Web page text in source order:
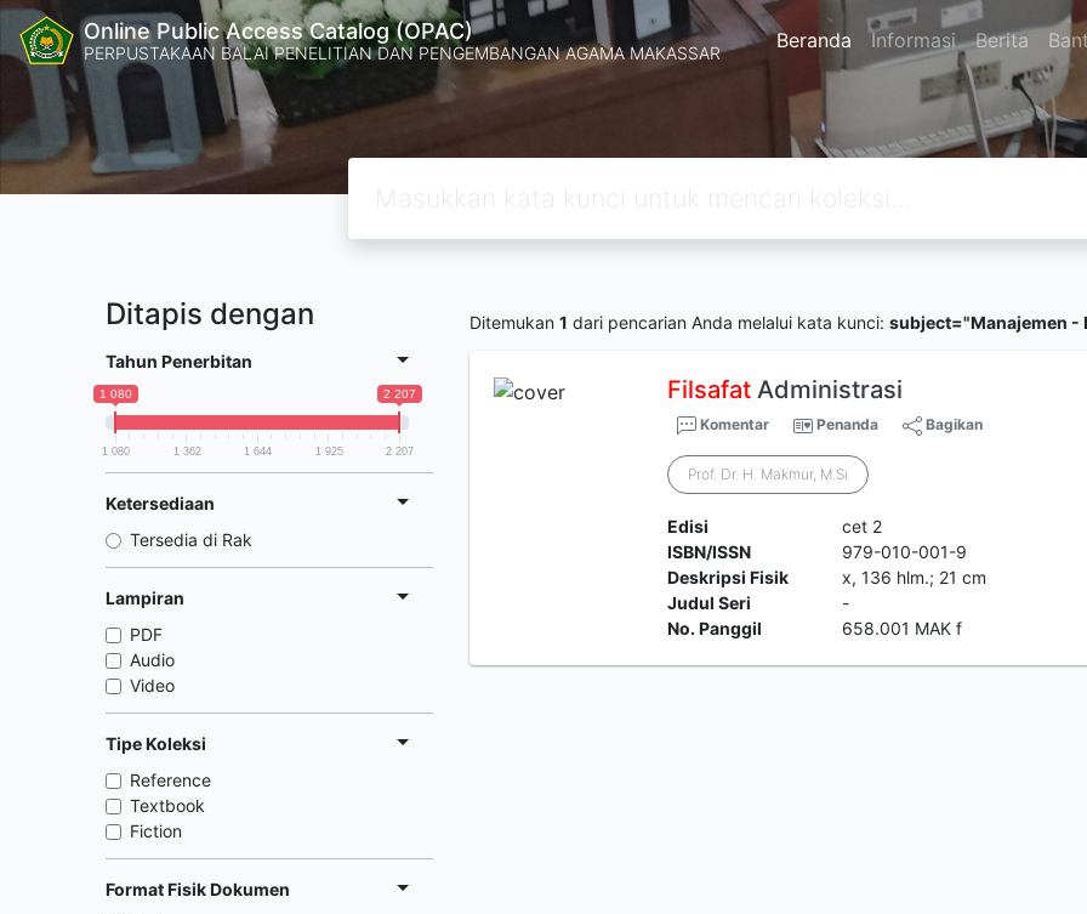
Online Public Access Catalog (OPAC)
PERPUSTAKAAN BALAI PENELITIAN DAN PENGEMBANGAN AGAMA MAKASSAR Beranda Informasi Berita
Ditapis dengan
Tahun Penerbitan
1 080 2 207
1 080 1 362 1 644 1 925 2 207
Ketersediaan
Tersedia di Rak
Lampiran
PDF
Audio
Video
Tipe Koleksi
Reference
Textbook
Fiction
Format Fisik Dokumen
Ditemukan 1 dari pencarian Anda melalui kata kunci: subject="Manajemen -
Filsafat Administrasi
Komentar Penanda Bagikan
Prof. Dr. H. Makmur, M.Si
Edisi
cet 2
ISBN/ISSN
979-010-001-9
Deskripsi Fisik
x, 136 hlm.; 21 cm
Judul Seri
-
No. Panggil
658.001 MAK f